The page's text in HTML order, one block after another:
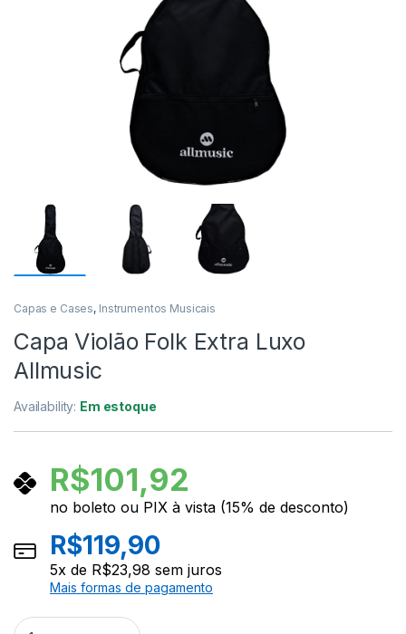
Capas e Cases, Instrumentos Musicais
Capa Violão Folk Extra Luxo
Allmusic
Availability: Em estoque
R$101,92
no boleto ou PIX à vista (15% de desconto)
R$119,90
5x de R$23,98 sem juros
Mais formas de pagamento
Capa Violão Folk Extra Luxo Allmusic quantity